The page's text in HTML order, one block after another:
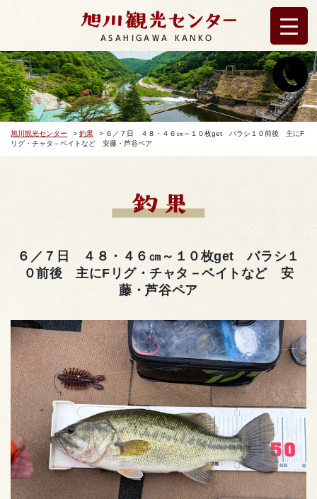
ASAHIGAWA KANKO
旭川観光センター > 釣果 > ６／７日 ４８・４６㎝～１０枚get バラシ１０前後 主にF
リグ・チャタ－ベイトなど 安藤・芦谷ペア
６／７日 ４８・４６㎝～１０枚get バラシ１
０前後 主にFリグ・チャタ－ベイトなど 安
藤・芦谷ペア